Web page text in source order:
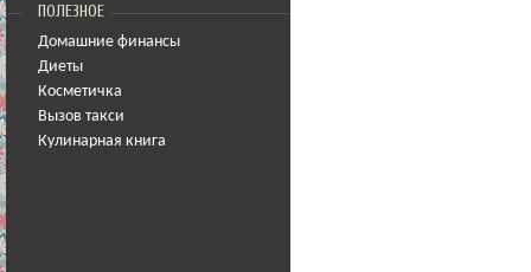
ПОЛЕЗНОЕ
Домашние финансы
Диеты
Косметичка
Вызов такси
Кулинарная книга